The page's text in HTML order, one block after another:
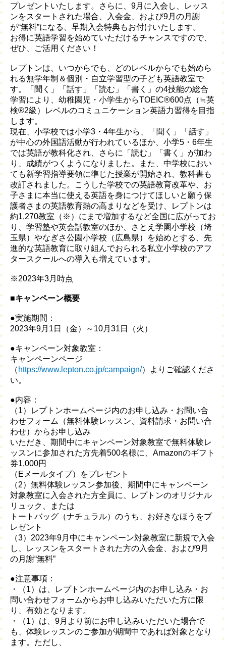
プレゼントいたします。さらに、9月に入会し、レッス
ンをスタートされた場合、入会金、および9月の月謝
が“無料”になる、早期入会特典もお付けいたします。
お得に英語学習を始めていただけるチャンスですので、
ぜひ、ご活用ください！
レプトンは、いつからでも、どのレベルからでも始めら
れる無学年制＆個別・自立学習型の子ども英語教室で
す。「聞く」「話す」「読む」「書く」の4技能の総合
学習により、幼稚園児・小学生からTOEIC®600点（≒英
検®2級）レベルのコミュニケーション英語力習得を目指
します。
現在、小学校では小学3・4年生から、「聞く」「話す」
が中心の外国語活動が行われているほか、小学5・6年生
では英語が教科化され、さらに「読む」「書く」が加わ
り、成績がつくようになりました。また、中学校におい
ても新学習指導要領に準じた授業が開始され、教科書も
改訂されました。こうした学校での英語教育改革や、お
子さまに本当に使える英語を身につけてほしいと願う保
護者さまの英語教育熱の高まりなどを受け、レプトンは
約1,270教室（※）にまで増加するなど全国に広がってお
り、学習塾や英会話教室のほか、さとえ学園小学校（埼
玉県）やなぎさ公園小学校（広島県）を始めとする、先
進的な英語教育に取り組んでおられる私立小学校のアフ
タースクールへの導入も増えています。
※2023年3月時点
■キャンペーン概要
●実施期間：
2023年9月1日（金）～10月31日（火）
●キャンペーン対象教室：
キャンペーンページ
（ https://www.lepton.co.jp/campaign/）よりご確認くださ
い。
●内容：
（1）レプトンホームページ内のお申し込み・お問い合
わせフォーム（無料体験レッスン、資料請求・お問い合
わせ）からお申し込み
いただき、期間中にキャンペーン対象教室で無料体験レ
ッスンに参加された方先着500名様に、Amazonのギフト
券1,000円
（Eメールタイプ）をプレゼント
（2）無料体験レッスン参加後、期間中にキャンペーン
対象教室に入会された方全員に、レプトンのオリジナル
リュック、または
トートバッグ（ナチュラル）のうち、お好きなほうをプ
レゼント
（3）2023年9月中にキャンペーン対象教室に新規で入会
し、レッスンをスタートされた方の入会金、および9月
の月謝“無料”
●注意事項：
・（1）は、レプトンホームページ内のお申し込み・お
問い合わせフォームからお申し込みいただいた方に限
り、有効となります。
・（1）は、9月より前にお申し込みいただいた場合で
も、体験レッスンのご参加が期間中であれば対象となり
ます。ただし、